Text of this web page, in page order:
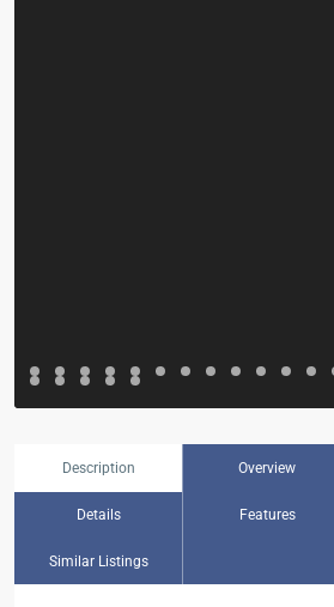
Description Overview
Details Features
Similar Listings